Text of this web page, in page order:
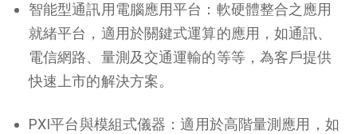
智能型通訊用電腦應用平台：軟硬體整合之應用
就緒平台，適用於關鍵式運算的應用，如通訊、
電信網路、量測及交通運輸的等等，為客戶提供
快速上市的解決方案。
PXI平台與模組式儀器：適用於高階量測應用，如